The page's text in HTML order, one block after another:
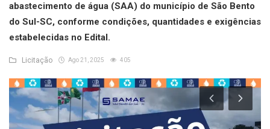
Esgoto
Institucional
Licitação
Resíduos Sólidos Urbanos
abastecimento de água (SAA) do município de São Bento
do Sul-SC, conforme condições, quantidades e exigências
estabelecidas no Edital.
Licitação Ago 21, 2025 405